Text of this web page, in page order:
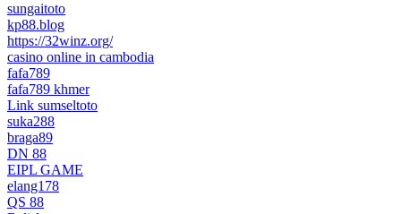
sungaitoto
kp88.blog
https://32winz.org/
casino online in cambodia
fafa789
fafa789 khmer
Link sumseltoto
suka288
braga89
DN 88
EIPL GAME
elang178
QS 88